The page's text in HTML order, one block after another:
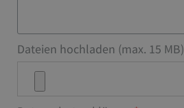
Dateien hochladen (max. 15 MB)